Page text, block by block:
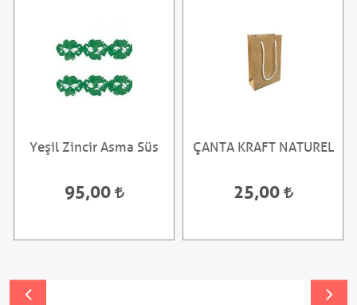
Yeşil Zincir Asma Süs
95,00
ÇANTA KRAFT NATUREL
25,00